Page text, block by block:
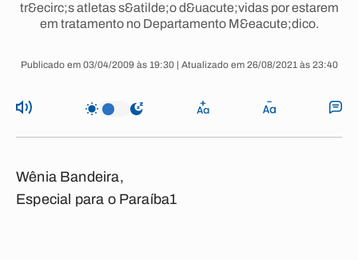
tr&ecirc;s atletas s&atilde;o d&uacute;vidas por estarem
em tratamento no Departamento M&eacute;dico.
Publicado em 03/04/2009 às 19:30 | Atualizado em 26/08/2021 às 23:40
Wênia Bandeira,
Especial para o Paraíba1